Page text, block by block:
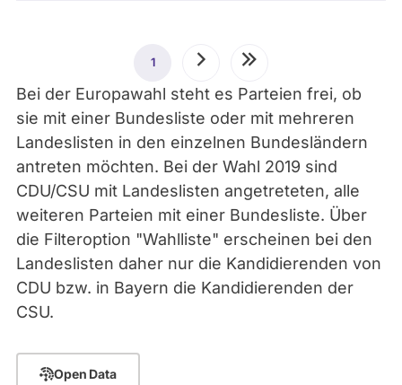
Seitennummerierung
Aktuelle
Seite
1 Nächste
Seite
Letzte
Seite
Bei der Europawahl steht es Parteien frei, ob
sie mit einer Bundesliste oder mit mehreren
Landeslisten in den einzelnen Bundesländern
antreten möchten. Bei der Wahl 2019 sind
CDU/CSU mit Landeslisten angetreteten, alle
weiteren Parteien mit einer Bundesliste. Über
die Filteroption "Wahlliste" erscheinen bei den
Landeslisten daher nur die Kandidierenden von
CDU bzw. in Bayern die Kandidierenden der
CSU.
Open Data